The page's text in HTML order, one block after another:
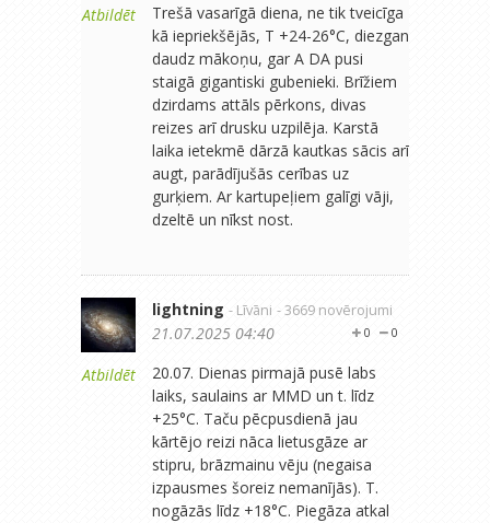
Atbildēt
Trešā vasarīgā diena, ne tik tveicīga
kā iepriekšējās, T +24-26°C, diezgan
daudz mākoņu, gar A DA pusi
staigā gigantiski gubenieki. Brīžiem
dzirdams attāls pērkons, divas
reizes arī drusku uzpilēja. Karstā
laika ietekmē dārzā kautkas sācis arī
augt, parādījušās cerības uz
gurķiem. Ar kartupeļiem galīgi vāji,
dzeltē un nīkst nost.
Atbildēt
lightning - Līvāni - 3669 novērojumi
0
0
21.07.2025 04:40
20.07. Dienas pirmajā pusē labs
laiks, saulains ar MMD un t. līdz
+25°C. Taču pēcpusdienā jau
kārtējo reizi nāca lietusgāze ar
stipru, brāzmainu vēju (negaisa
izpausmes šoreiz nemanījās). T.
nogāzās līdz +18°C. Piegāza atkal